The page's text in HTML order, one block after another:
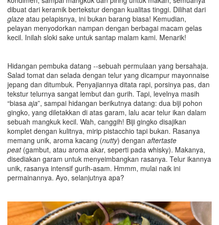
dibuat dari keramik bertekstur dengan kualitas tinggi. Dilihat dari
glaze atau pelapisnya, ini bukan barang biasa! Kemudian,
pelayan menyodorkan nampan dengan berbagai macam gelas
kecil. Inilah sloki sake untuk santap malam kami. Menarik!
Hidangan pembuka datang --sebuah permulaan yang bersahaja.
Salad tomat dan selada dengan telur yang dicampur mayonnaise
jepang dan ditumbuk. Penyajiannya ditata rapi, porsinya pas, dan
tekstur telurnya sangat lembut dan gurih. Tapi, levelnya masih
“biasa aja”, sampai hidangan berikutnya datang: dua biji pohon
gingko, yang diletakkan di atas garam, lalu acar telur ikan dalam
sebuah mangkuk kecil. Wah, canggih! Biji gingko disajikan
komplet dengan kulitnya, mirip pistacchio tapi bukan. Rasanya
memang unik, aroma kacang (nutty) dengan aftertaste
peat(gambut, atau aroma akar, seperti pada whisky). Makanya,
disediakan garam untuk menyeimbangkan rasanya. Telur ikannya
unik, rasanya intensif gurih-asam. Hmmm, mulai naik ini
permainannya. Ayo, selanjutnya apa?